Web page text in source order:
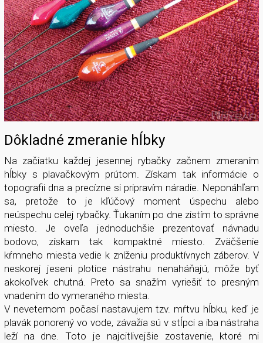
Dôkladné zmeranie hĺbky
Na začiatku každej jesennej rybačky začnem zmeraním
hĺbky s plavačkovým prútom. Získam tak informácie o
topografii dna a precízne si pripravím náradie. Neponáhľam
sa, pretože to je kľúčový moment úspechu alebo
neúspechu celej rybačky. Ťukaním po dne zistím to správne
miesto. Je oveľa jednoduchšie prezentovať návnadu
bodovo, získam tak kompaktné miesto. Zväčšenie
kŕmneho miesta vedie k zníženiu produktívnych záberov. V
neskorej jeseni plotice nástrahu nenaháňajú, môže byť
akokoľvek chutná. Preto sa snažím vyriešiť to presným
vnadením do vymeraného miesta.
V neveternom počasí nastavujem tzv. mŕtvu hĺbku, keď je
plavák ponorený vo vode, závažia sú v stĺpci a iba nástraha
leží na dne. Toto je najcitlivejšie zostavenie, ktoré mi